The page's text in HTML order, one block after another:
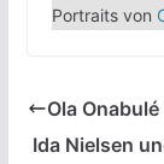
Portraits von
Ola Onabulé
Ida Nielsen